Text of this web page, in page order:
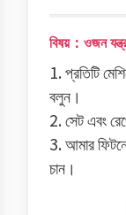
বিষয়：ওজন
1. প্রতিটি
বলুন।
2. সেট এবং
3. আমার
চান।